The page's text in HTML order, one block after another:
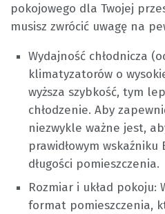
pokojowego dla Twojej
musisz zwrócić uwagę na
Wydajność chłodnicza
klimatyzatorów o
wyższa szybkość, tym
chłodzenie. Aby
niezwykle ważne jest,
prawidłowym wskaźniku
długości pomieszczenia.
Rozmiar i układ pokoju:
format pomieszczenia,